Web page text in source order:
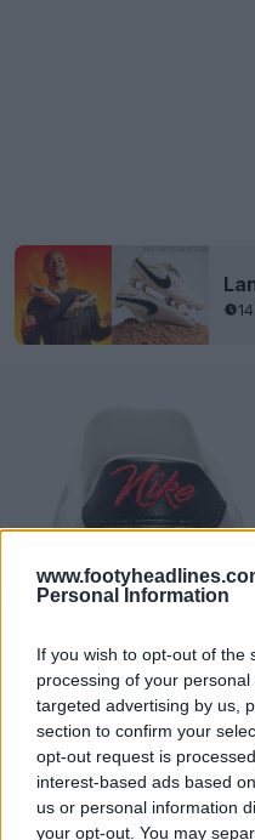
Personal Information
If you wish to opt-out of the
processing of your
targeted advertising by us,
section to confirm your
opt-out request is
interest-based ads based
us or personal information
your opt-out. You may